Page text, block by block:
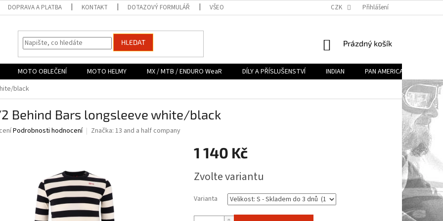
DOPRAVA A PLATBA KONTAKT DOTAZOVÝ FORMULÁŘ VŠEOBECNÉ OBCHODNÍ PODMÍNKY (VOP) PODMÍNKY OCHRANY OSOBNÍCH
CZK Přihlášení
HLEDAT
NÁKUPNÍ
Prázdný košík
MOTO OBLEČENÍ MOTO HELMY MX / MTB / ENDURO WeaR DÍLY A PŘÍSLUŠENSTVÍ INDIAN PAN AMERICA
black
2 Behind Bars longsleeve white/black
Podrobnosti hodnocení Značka: 13 and a half company
1 140 Kč
cena:
Zvolte variantu
Varianta